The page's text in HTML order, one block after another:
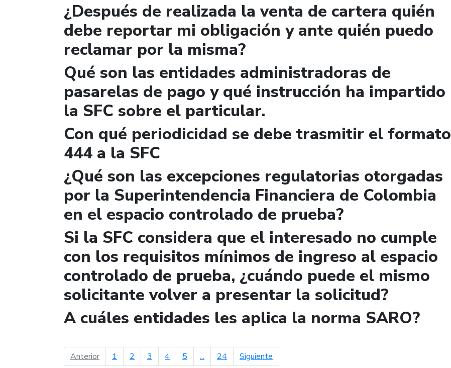
¿Después de realizada la venta de cartera quién
debe reportar mi obligación y ante quién puedo
reclamar por la misma?
Qué son las entidades administradoras de
pasarelas de pago y qué instrucción ha impartido
la SFC sobre el particular.
Con qué periodicidad se debe trasmitir el formato
444 a la SFC
¿Qué son las excepciones regulatorias otorgadas
por la Superintendencia Financiera de Colombia
en el espacio controlado de prueba?
Si la SFC considera que el interesado no cumple
con los requisitos mínimos de ingreso al espacio
controlado de prueba, ¿cuándo puede el mismo
solicitante volver a presentar la solicitud?
A cuáles entidades les aplica la norma SARO?
Anteriorpágina anterior
1 2 3 4 5 ... 24 Siguiente